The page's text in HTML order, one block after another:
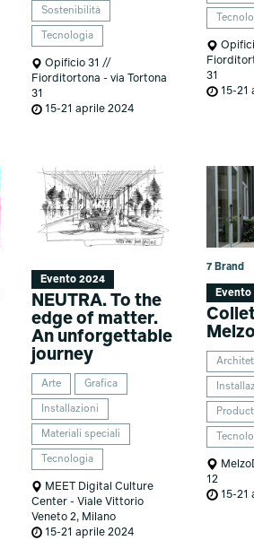
Sostenibilità
Tecnologia
Opificio 31 //
Fiorditortona - via Tortona
31
15-21 aprile 2024
31
15-21
Evento 2024
NEUTRA. To the
edge of matter.
An unforgettable
journey
Arte Grafica
Installazioni
Materiali speciali
Tecnologia
MEET Digital Culture
Center - Viale Vittorio
Veneto 2, Milano
15-21 aprile 2024
7 Brand
Evento
12
15-21